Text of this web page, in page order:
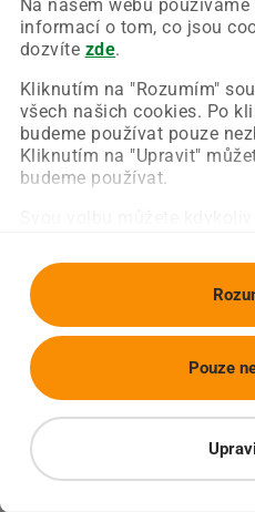
Na našem webu
informací o tom, co jsou
dozvíte zde.
Kliknutím na "Rozumím"
všech našich cookies. Po
budeme používat pouze
Kliknutím na "Upravit"
budeme používat.
Pouze
Chyba nastala na naší
Zkuste prosím znovu
Obnovit stránku